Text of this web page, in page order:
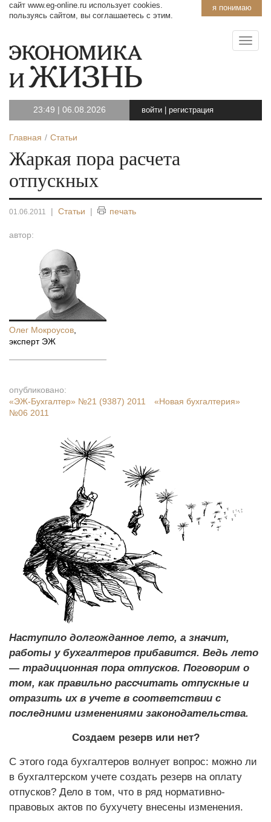
я понимаю
сайт www.eg-online.ru использует cookies.
пользуясь сайтом, вы соглашаетесь с этим.
23:49 | 06.08.2026 войти регистрация
Главная Статьи
Жаркая пора расчета
отпускных
01.06.2011 | Статьи | печать
автор:
Олег Мокроусов
эксперт ЭЖ
опубликовано:
«ЭЖ-Бухгалтер» №21 (9387) 2011
«Новая бухгалтерия»
№06 2011
Наступило долгожданное лето, а значит,
работы у бухгалтеров прибавится. Ведь лето
— традиционная пора отпусков. Поговорим о
том, как правильно рассчитать отпускные и
отразить их в учете в соответствии с
последними изменениями законодательства.
Создаем резерв или нет?
С этого года бухгалтеров волнует вопрос: можно ли
в бухгалтерском учете создать резерв на оплату
отпусков? Дело в том, что в ряд нормативно-
правовых актов по бух­учету внесены изменения.